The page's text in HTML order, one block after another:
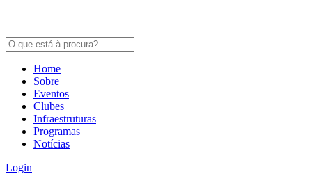
Home
Sobre
Eventos
Clubes
Infraestruturas
Programas
Notícias
Login
Growth Hormone Review -https://academic.oup.com/edrv/article/35/3/341/
Grote selectie van farmacologische producten -
Creatine supplementation meta-analysis -
Hypertrophy Adaptations Review -